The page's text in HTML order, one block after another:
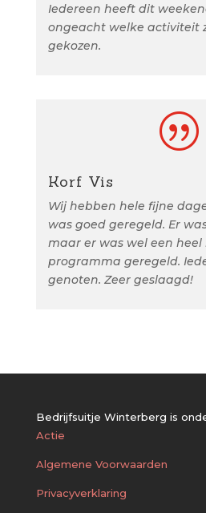
Iedereen heeft dit
ongeacht welke activiteit
gekozen.
|
Korf Vis
Wij hebben hele fijne
was goed geregeld. Er
maar er was wel een
programma geregeld.
genoten. Zeer geslaagd!
Bedrijfsuitje Winterberg is
Actie
Algemene Voorwaarden
Privacyverklaring